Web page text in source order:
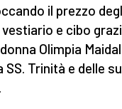
il prezzo
e cibo
Olimpia
Trinità e delle